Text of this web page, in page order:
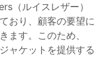
（ルイスレザー）
おり、顧客の要望に
ます。このため、
ャケットを提供する